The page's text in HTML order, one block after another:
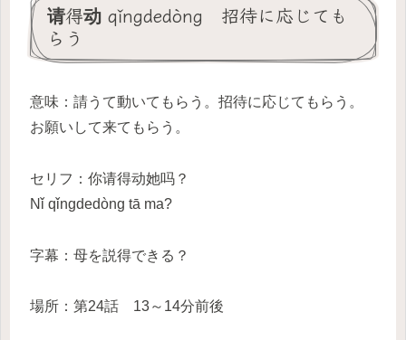
请得动 qǐngdedòng 招待に応じても
らう
意味：請うて動いてもらう。招待に応じてもらう。
お願いして来てもらう。
セリフ：你请得动她吗？
Nǐ qǐngdedòng tā ma?
字幕：母を説得できる？
場所：第24話 13～14分前後